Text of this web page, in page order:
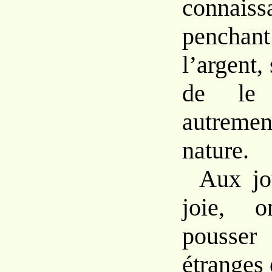
l’argent,
de le
nature.
Aux
joie,
étranges